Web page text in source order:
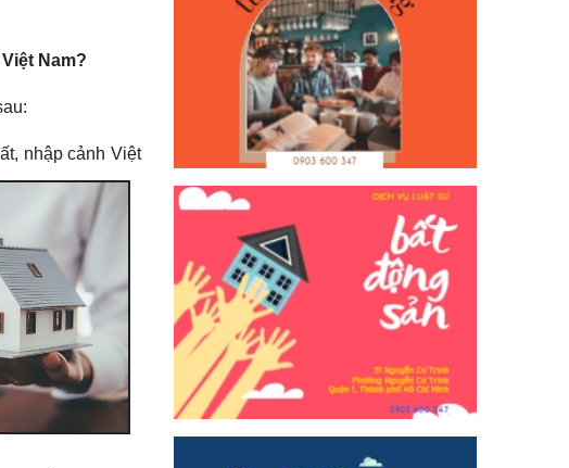
Nam?
nhập cảnh Việt